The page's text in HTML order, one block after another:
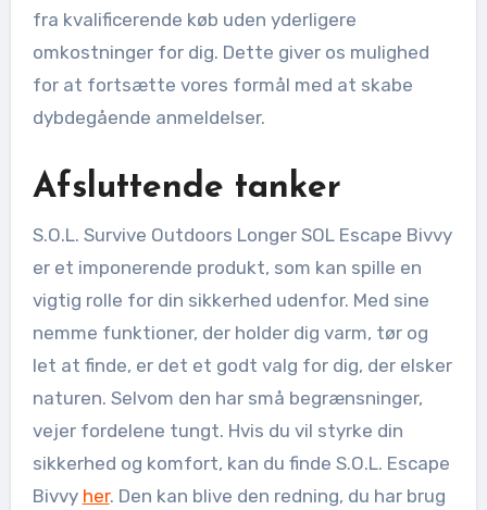
fra kvalificerende køb uden yderligere
omkostninger for dig. Dette giver os mulighed
for at fortsætte vores formål med at skabe
dybdegående anmeldelser.
Afsluttende tanker
S.O.L. Survive Outdoors Longer SOL Escape Bivvy
er et imponerende produkt, som kan spille en
vigtig rolle for din sikkerhed udenfor. Med sine
nemme funktioner, der holder dig varm, tør og
let at finde, er det et godt valg for dig, der elsker
naturen. Selvom den har små begrænsninger,
vejer fordelene tungt. Hvis du vil styrke din
sikkerhed og komfort, kan du finde S.O.L. Escape
Bivvy her. Den kan blive den redning, du har brug